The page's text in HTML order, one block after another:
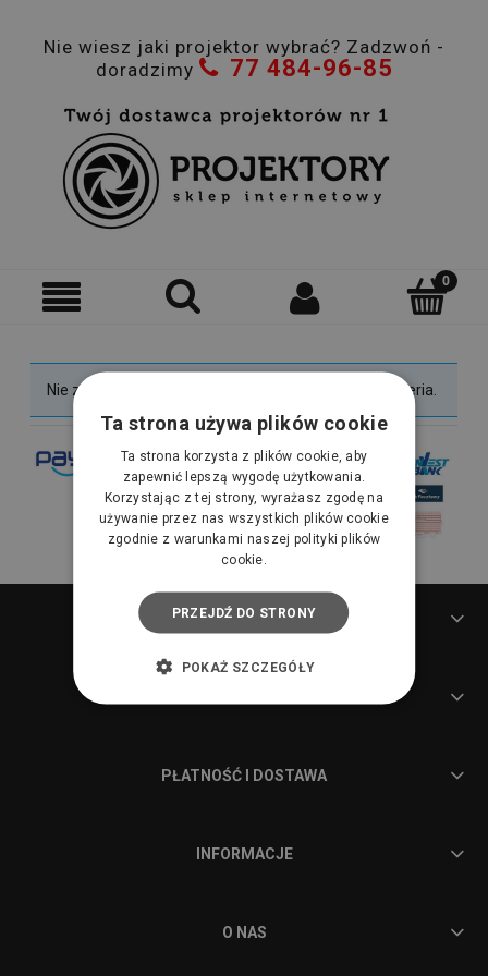
Nie wiesz jaki projektor wybrać? Zadzwoń -
doradzimy
77 484-96-85
Nie znaleziono produktów spełniających podane kryteria.
POMOC
PŁATNOŚĆ I DOSTAWA
INFORMACJE
O NAS
Ta strona używa plików cookie
Ta strona korzysta z plików cookie, aby
zapewnić lepszą wygodę użytkowania.
Korzystając z tej strony, wyrażasz zgodę na
używanie przez nas wszystkich plików cookie
zgodnie z warunkami naszej polityki plików
cookie.
PRZEJDŹ DO STRONY
POKAŻ SZCZEGÓŁY